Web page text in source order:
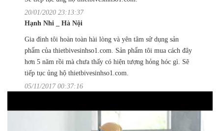
20/01/2020 23:13:37
Hạnh Nhi _ Hà Nội
Gia đình tôi hoàn toàn hài lòng và yên tâm sử dụng sản
phẩm của thietbivesinhso1.com. Sản phẩm tôi mua cách đây
hơn 5 năm rồi mà chưa thấy có hiện tượng hỏng hóc gì. Sẽ
tiếp tục ủng hộ thietbivesinhso1.com.
05/11/2017 00:37:16